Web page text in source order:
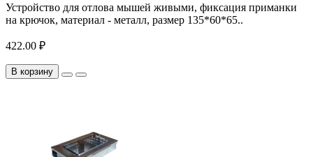
Устройство для отлова мышей живыми, фиксация приманки
на крючок, материал - металл, размер 135*60*65..
422.00 ₽
В корзину